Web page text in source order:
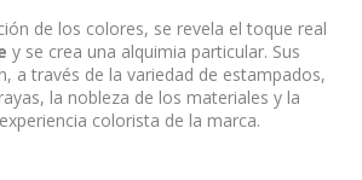
de los colores, se revela el toque real
y se crea una alquimia particular. Sus
a través de la variedad de estampados,
la nobleza de los materiales y la
colorista de la marca.